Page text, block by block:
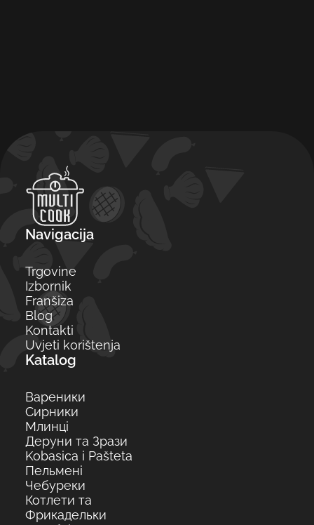
Navigacija
Trgovine
Izbornik
Franšiza
Blog
Kontakti
Uvjeti korištenja
Katalog
Вареники
Сирники
Млинці
Деруни та Зрази
Kobasica i Pašteta
Пельмені
Чебуреки
Котлети та
Фрикадельки